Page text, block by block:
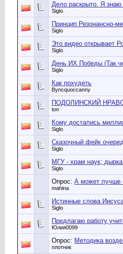
Дело раскрыто. Я знаю
Siglo
Принцип Резонансно-
Siglo
Это видео открывает
Siglo
День ИХ Победы (Так
Siglo
Как похудеть
Byncquoccanny
ПОДОЛИНСКИЙ
ton
Кому достались
Siglo
Сказочный фейк
Siglo
МГУ - храм наук;
Siglo
Опрос: А может лучше
mahina
Истинные слова
Siglo
Предлагаю работу
Юлия0099
Опрос: Методика
плотник